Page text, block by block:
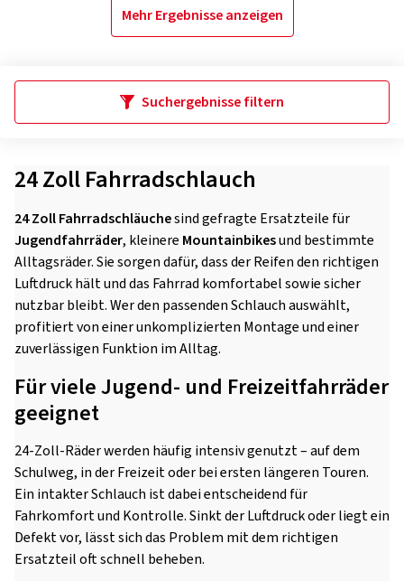
Mehr Ergebnisse anzeigen
Suchergebnisse filtern
24 Zoll Fahrradschlauch
24 Zoll Fahrradschläuchesind gefragte Ersatzteile für
Jugendfahrräder, kleinere Mountainbikesund bestimmte
Alltagsräder. Sie sorgen dafür, dass der Reifen den richtigen
Luftdruck hält und das Fahrrad komfortabel sowie sicher
nutzbar bleibt. Wer den passenden Schlauch auswählt,
profitiert von einer unkomplizierten Montage und einer
zuverlässigen Funktion im Alltag.
Für viele Jugend- und Freizeitfahrräder
geeignet
24-Zoll-Räder werden häufig intensiv genutzt – auf dem
Schulweg, in der Freizeit oder bei ersten längeren Touren.
Ein intakter Schlauch ist dabei entscheidend für
Fahrkomfort und Kontrolle. Sinkt der Luftdruck oder liegt ein
Defekt vor, lässt sich das Problem mit dem richtigen
Ersatzteil oft schnell beheben.